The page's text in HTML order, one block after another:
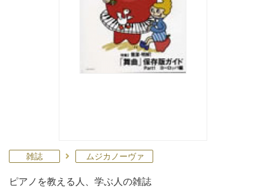
雑誌 ムジカノーヴァ
ピアノを教える人、学ぶ人の雑誌